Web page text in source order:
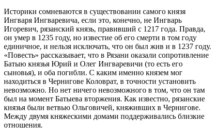
Историки сомневаются в существовании самого князя
Ингваря Ингваревича, если это, конечно, не Ингварь
Игоревич, рязанский князь, правивший с 1217 года. Правда,
он умер в 1235 году, но известие об его смерти в том году
единичное, и нельзя исключать, что он был жив и в 1237 году.
«Повесть» рассказывает, что в Рязани оказали сопротивление
Батыю князья Юрий и Олег Ингваревичи (то есть его
сыновья), и оба погибли. С каким именно князем мог
находиться в Чернигове Коловрат, в точности установить
невозможно. Но нет ничего невозможного в том, что он там
был на момент Батыева вторжения. Как известно, рязанские
князья были ветвью Ольговичей, княживших в Чернигове.
Между двумя княжескими домами поддерживались близкие
отношения.